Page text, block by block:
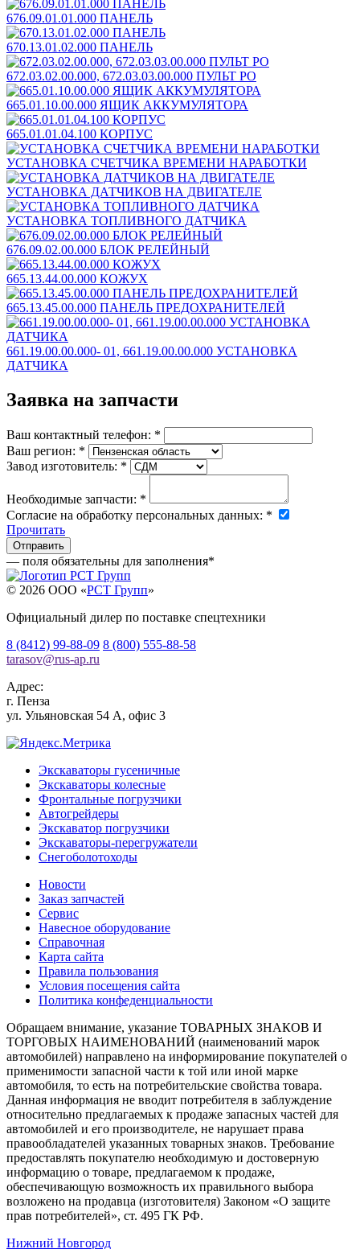
676.09.01.01.000 ПАНЕЛЬ
670.13.01.02.000 ПАНЕЛЬ
672.03.02.00.000, 672.03.03.00.000 ПУЛЬТ РО
665.01.10.00.000 ЯЩИК АККУМУЛЯТОРА
665.01.01.04.100 КОРПУС
УСТАНОВКА СЧЕТЧИКА ВРЕМЕНИ НАРАБОТКИ
УСТАНОВКА ДАТЧИКОВ НА ДВИГАТЕЛЕ
УСТАНОВКА ТОПЛИВНОГО ДАТЧИКА
676.09.02.00.000 БЛОК РЕЛЕЙНЫЙ
665.13.44.00.000 КОЖУХ
665.13.45.00.000 ПАНЕЛЬ ПРЕДОХРАНИТЕЛЕЙ
661.19.00.00.000- 01, 661.19.00.00.000 УСТАНОВКА
ДАТЧИКА
Заявка на запчасти
Ваш контактный телефон: *
Ваш регион: *
Завод изготовитель: *
Необходимые запчасти: *
Согласие на обработку персональных данных: *
Прочитать
— поля обязательны для заполнения*
© 2026 OOO «РСТ Групп»
Официальный дилер по поставке спецтехники
8 (8412) 99-88-09 8 (800) 555-88-58
tarasov@rus-ap.ru
Адрес:
г. Пенза
ул. Ульяновская 54 А, офис 3
Экскаваторы гусеничные
Экскаваторы колесные
Фронтальные погрузчики
Автогрейдеры
Экскаватор погрузчики
Экскаваторы-перегружатели
Снегоболотоходы
Новости
Заказ запчастей
Сервис
Навесное оборудование
Справочная
Карта сайта
Правила пользования
Условия посещения сайта
Политика конфеденциальности
Обращаем внимание, указание ТОВАРНЫХ ЗНАКОВ И
ТОРГОВЫХ НАИМЕНОВАНИЙ (наименований марок
автомобилей) направлено на информирование покупателей о
применимости запасной части к той или иной марке
автомобиля, то есть на потребительские свойства товара.
Данная информация не вводит потребителя в заблуждение
относительно предлагаемых к продаже запасных частей для
автомобилей и его производителе, не нарушает права
правообладателей указанных товарных знаков. Требование
предоставлять покупателю необходимую и достоверную
информацию о товаре, предлагаемом к продаже,
обеспечивающую возможность их правильного выбора
возложено на продавца (изготовителя) Законом «О защите
прав потребителей», ст. 495 ГК РФ.
Нижний Новгород